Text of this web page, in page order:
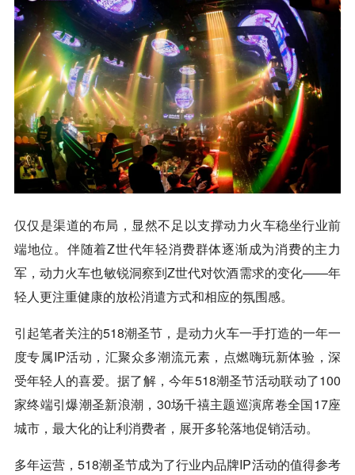
仅仅是渠道的布局，显然不足以支撑动力火车稳坐行业前
端地位。伴随着Z世代年轻消费群体逐渐成为消费的主力
军，动力火车也敏锐洞察到Z世代对饮酒需求的变化——年
轻人更注重健康的放松消遣方式和相应的氛围感。
引起笔者关注的518潮圣节，是动力火车一手打造的一年一
度专属IP活动，汇聚众多潮流元素，点燃嗨玩新体验，深
受年轻人的喜爱。据了解，今年518潮圣节活动联动了100
家终端引爆潮圣新浪潮，30场千禧主题巡演席卷全国17座
城市，最大化的让利消费者，展开多轮落地促销活动。
多年运营，518潮圣节成为了行业内品牌IP活动的值得参考